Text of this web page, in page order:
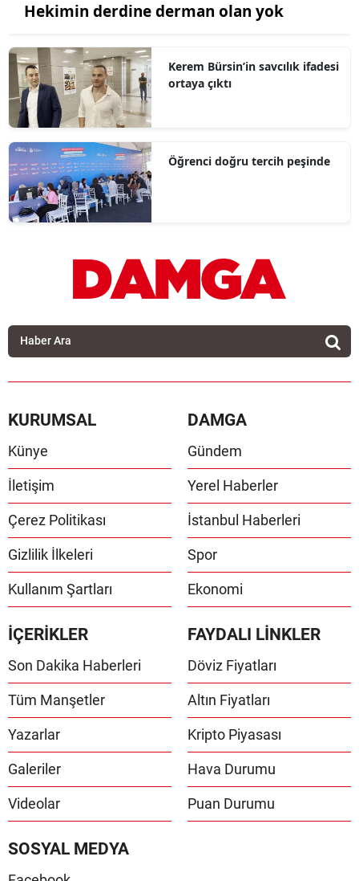
Hekimin derdine derman olan yok
Kerem Bürsin’in savcılık ifadesi
ortaya çıktı
Öğrenci doğru tercih peşinde
KURUMSAL
Künye
İletişim
Çerez Politikası
Gizlilik İlkeleri
Kullanım Şartları
DAMGA
Gündem
Yerel Haberler
İstanbul Haberleri
Spor
Ekonomi
İÇERİKLER
Son Dakika Haberleri
Tüm Manşetler
Yazarlar
Galeriler
Videolar
FAYDALI LİNKLER
Döviz Fiyatları
Altın Fiyatları
Kripto Piyasası
Hava Durumu
Puan Durumu
SOSYAL MEDYA